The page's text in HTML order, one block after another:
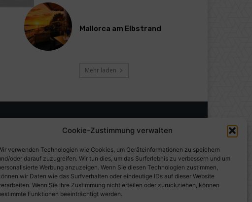
Cookie-Zustimmung verwalten
verwenden Technologien wie Cookies, um Geräteinformationen zu speichern
oder darauf zuzugreifen. Wir tun dies, um das Surferlebnis zu verbessern und um
Werbung anzuzeigen. Wenn Sie diesen Technologien zustimmen,
wir Daten wie das Surfverhalten oder eindeutige IDs auf dieser Website
Wenn Sie Ihre Zustimmung nicht erteilen oder zurückziehen, können
Funktionen beeinträchtigt werden.
Mallorca am Elbstrand
Mehr laden
auf PresseWorld